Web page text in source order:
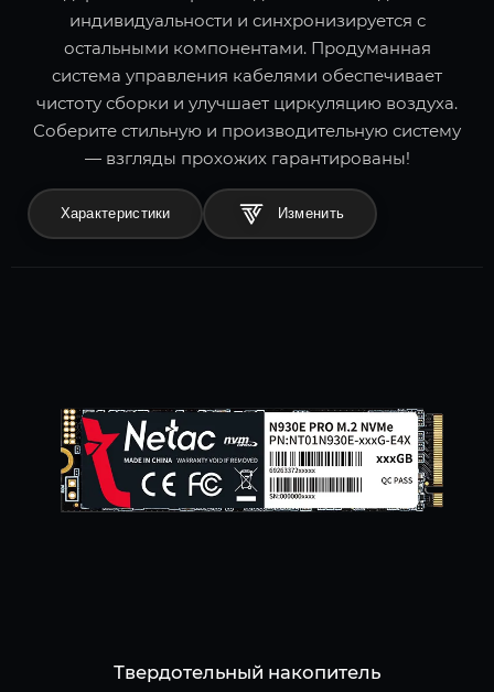
индивидуальности и синхронизируется с
остальными компонентами. Продуманная
система управления кабелями обеспечивает
чистоту сборки и улучшает циркуляцию воздуха.
Соберите стильную и производительную систему
— взгляды прохожих гарантированы!
Характеристики
Твердотельный накопитель